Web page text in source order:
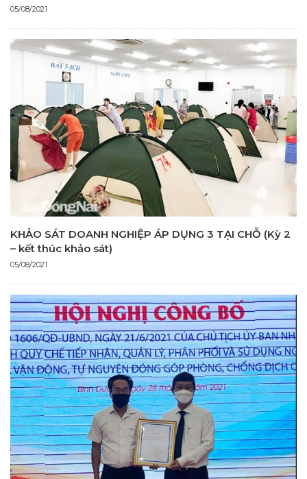
05/08/2021
KHẢO SÁT DOANH NGHIỆP ÁP DỤNG 3 TẠI CHỖ (Kỳ 2
– kết thúc khảo sát)
05/08/2021